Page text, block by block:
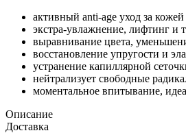
активный anti-age уход за
экстра-увлажнение, лифтинг и
выравнивание цвета,
восстановление упругости и
устранение капиллярной
нейтрализует свободные
моментальное впитывание,
Описание
Доставка